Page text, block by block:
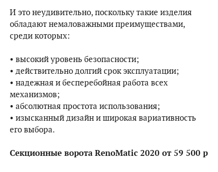
И это неудивительно, поскольку такие изделия
обладают немаловажными преимуществами,
среди которых:
• высокий уровень безопасности;
• действительно долгий срок эксплуатации;
• надежная и бесперебойная работа всех
механизмов;
• абсолютная простота использования;
• изысканный дизайн и широкая вариативность
его выбора.
Секционные ворота RenoMatic 2020 от 59 500 р